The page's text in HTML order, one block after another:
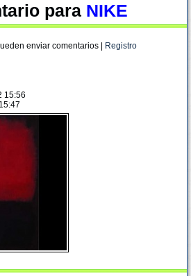
para NIKE
enviar comentarios | Registro
15:56